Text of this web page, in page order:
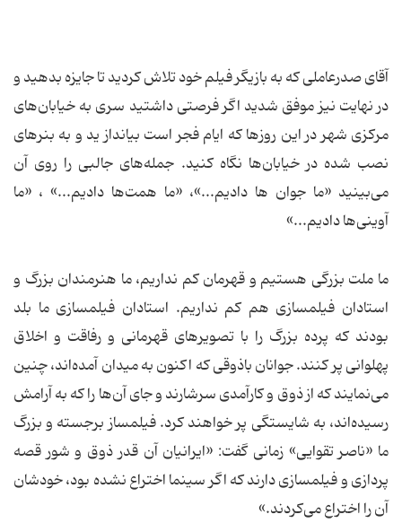
آقای صدرعاملی که به بازیگر فیلم خود تلاش کردید تا جایزه بدهید و
در نهایت نیز موفق شدید اگر فرصتی داشتید سری به خیابان‌های
مرکزی شهر در این روزها که ایام فجر است بیانداز ید و به بنرهای
نصب شده در خیابان‌ها نگاه کنید. جمله‌های جالبی را روی آن
می‌بینید «ما جوان ها دادیم...»، «ما همت‌ها دادیم...» ، «ما
آوینی‌ها دادیم...»
ما ملت بزرگی هستیم و قهرمان کم نداریم، ما هنرمندان بزرگ و
استادان فیلمسازی هم کم نداریم. استادان فیلمسازی ما بلد
بودند که پرده بزرگ را با تصویرهای قهرمانی و رفاقت و اخلاق
پهلوانی پر کنند. جوانان باذوقی که اکنون به میدان آمده‌اند، چنین
می‌نمایند که از ذوق و کارآمدی سرشارند و جای آن‌ها را که به آرامش
رسیده‌اند، به شایستگی پر خواهند کرد. فیلمساز برجسته و بزرگ
ما «ناصر تقوایی» زمانی گفت: «ایرانیان آن قدر ذوق و شور قصه
پردازی و فیلمسازی دارند که اگر سینما اختراع نشده بود، خودشان
آن را اختراع می‌کردند.»